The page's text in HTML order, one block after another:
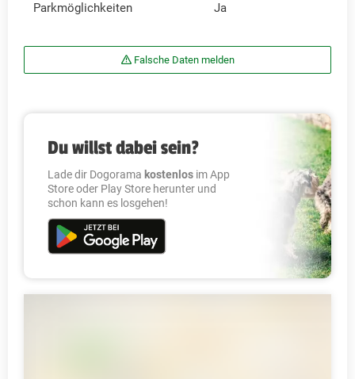
Parkmöglichkeiten Ja
Falsche Daten melden
Du willst dabei sein?
Lade dir Dogorama kostenlos im App
Store oder Play Store herunter und
schon kann es losgehen!